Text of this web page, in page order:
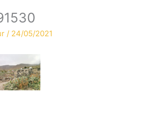
/ 24/05/2021